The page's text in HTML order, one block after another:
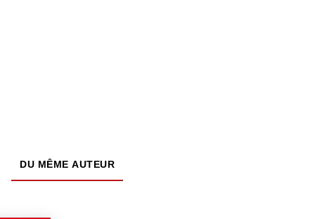
DU MÊME AUTEUR